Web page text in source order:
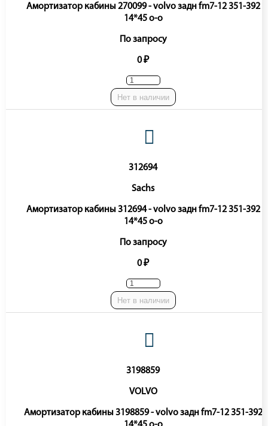
Амортизатор кабины 270099 - volvo задн fm7-12 351-392
14*45 o-o
По запросу
0 ₽
Нет в наличии
312694
Sachs
Амортизатор кабины 312694 - volvo задн fm7-12 351-392
14*45 o-o
По запросу
0 ₽
Нет в наличии
3198859
VOLVO
Амортизатор кабины 3198859 - volvo задн fm7-12 351-392